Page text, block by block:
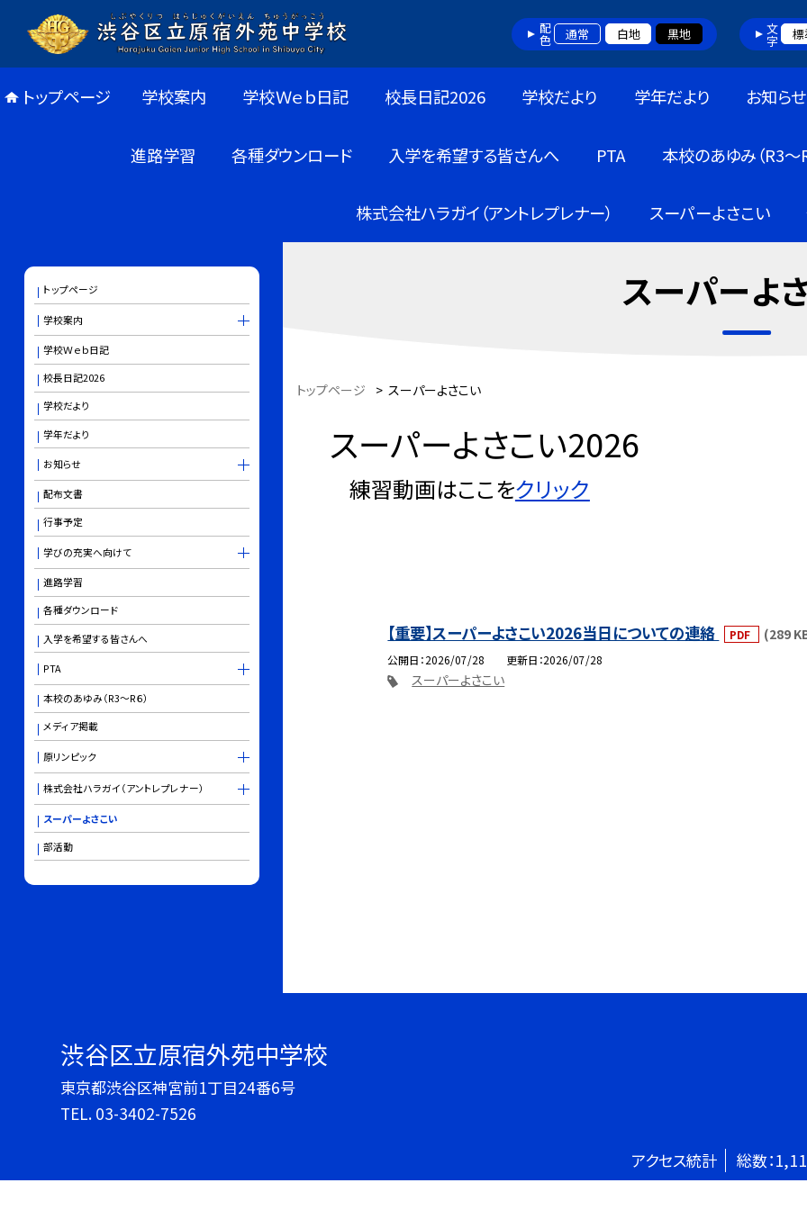
配色 通常 白地 黒地 文字
トップページ 学校案内 学校Ｗｅｂ日記 校長日記2026 学校だより 学年だより お知らせ
進路学習 各種ダウンロード 入学を希望する皆さんへ PTA 本校のあゆみ（R3～
株式会社ハラガイ（アントレプレナー） スーパーよさこい
スーパーよ
トップページ > スーパーよさこい
スーパーよさこい2026
練習動画はここをクリック
【重要】スーパーよさこい2026当日についての連絡 PDF (289
公開日 2026/07/28 更新日 2026/07/28
スーパーよさこい
トップページ
学校案内
学校Ｗｅｂ日記
校長日記2026
学校だより
学年だより
お知らせ
配布文書
行事予定
学びの充実へ向けて
進路学習
各種ダウンロード
入学を希望する皆さんへ
PTA
本校のあゆみ（R3～R６）
メディア掲載
原リンピック
株式会社ハラガイ（アントレプレナー）
スーパーよさこい
部活動
渋谷区立原宿外苑中学校
東京都渋谷区神宮前1丁目24番6号
TEL. 03-3402-7526
アクセス統計 総数：